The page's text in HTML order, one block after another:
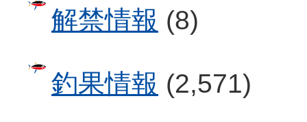
解禁情報 (8)
釣果情報 (2,571)